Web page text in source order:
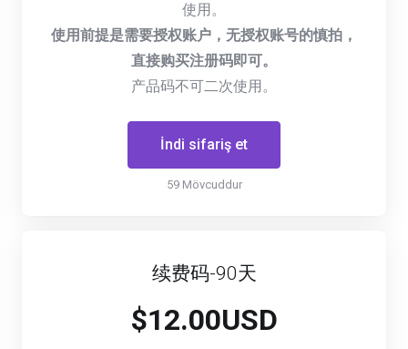
使用。
使用前提是需要授权账户，无授权账号的慎拍，
直接购买注册码即可。
产品码不可二次使用。
İndi sifariş et
59 Mövcuddur
续费码-90天
$12.00USD